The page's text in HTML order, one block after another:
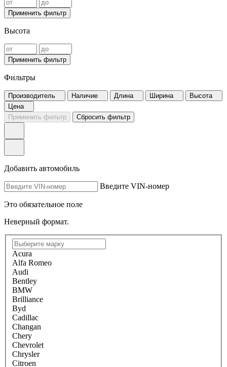
Применить фильтр
Высота
Применить фильтр
Фильтры
Производитель Наличие Длина Ширина
Высота
Цена
Применить фильтр
Сбросить фильтр
Добавить автомобиль
Введите VIN-номер
Это обязательное поле
Неверный формат.
Acura
Alfa Romeo
Audi
Bentley
BMW
Brilliance
Byd
Cadillac
Changan
Chery
Chevrolet
Chrysler
Citroen